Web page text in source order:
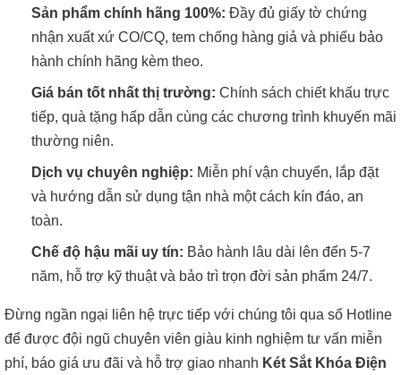
Sản phẩm chính hãng 100%: Đầy đủ giấy tờ chứng
nhận xuất xứ CO/CQ, tem chống hàng giả và phiếu bảo
hành chính hãng kèm theo.
Giá bán tốt nhất thị trường: Chính sách chiết khấu trực
tiếp, quà tặng hấp dẫn cùng các chương trình khuyến mãi
thường niên.
Dịch vụ chuyên nghiệp: Miễn phí vận chuyển, lắp đặt
và hướng dẫn sử dụng tận nhà một cách kín đáo, an
toàn.
Chế độ hậu mãi uy tín: Bảo hành lâu dài lên đến 5-7
năm, hỗ trợ kỹ thuật và bảo trì trọn đời sản phẩm 24/7.
Đừng ngần ngại liên hệ trực tiếp với chúng tôi qua số Hotline
để được đội ngũ chuyên viên giàu kinh nghiệm tư vấn miễn
phí, báo giá ưu đãi và hỗ trợ giao nhanh Két Sắt Khóa Điện